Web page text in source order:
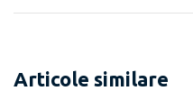
Articole similare